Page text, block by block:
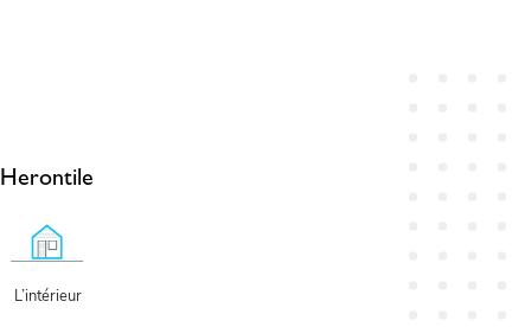
Herontile
L’intérieur